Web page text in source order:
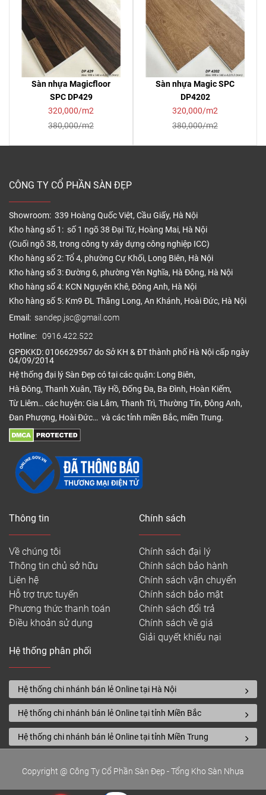
Sàn nhựa Magicfloor
SPC DP429
320,000/m2
380,000/m2
Sàn nhựa Magic SPC
DP4202
320,000/m2
380,000/m2
CÔNG TY CỔ PHẦN SÀN ĐẸP
Showroom: 339 Hoàng Quốc Việt, Cầu Giấy, Hà Nội
Kho hàng số 1: số 1 ngõ 38 Đại Từ, Hoàng Mai, Hà Nội
(Cuối ngõ 38, trong công ty xây dựng công nghiệp ICC)
Kho hàng số 2: Tổ 4, phường Cự Khối, Long Biên, Hà Nội
Kho hàng số 3: Đường 6, phường Yên Nghĩa, Hà Đông, Hà Nội
Kho hàng số 4: KCN Nguyên Khê, Đông Anh, Hà Nội
Kho hàng số 5: Km9 ĐL Thăng Long, An Khánh, Hoài Đức, Hà Nội
Email: sandep.jsc@gmail.com
Hotline: 0916.422.522
GPĐKKD: 0106629567 do Sở KH & ĐT thành phố Hà Nội cấp ngày
04/09/2014
Hệ thống đại lý Sàn Đẹp có tại các quận: Long Biên,
Hà Đông, Thanh Xuân, Tây Hồ, Đống Đa, Ba Đình, Hoàn Kiếm,
Từ Liêm… các huyện: Gia Lâm, Thanh Trì, Thường Tín, Đông Anh,
Đan Phượng, Hoài Đức… và các tỉnh miền Bắc, miền Trung.
Thông tin
Về chúng tôi
Thông tin chủ sở hữu
Liên hệ
Hỗ trợ trực tuyến
Phương thức thanh toán
Điều khoản sử dụng
Chính sách
Chính sách đại lý
Chính sách bảo hành
Chính sách vận chuyển
Chính sách bảo mật
Chính sách đổi trả
Chính sách về giá
Giải quyết khiếu nại
Hệ thống phân phối
Hệ thống chi nhánh bán lẻ Online tại Hà Nội
Hệ thống chi nhánh bán lẻ Online tại tỉnh Miền Bắc
Hệ thống chi nhánh bán lẻ Online tại tỉnh Miền Trung
Copyright @ Công Ty Cổ Phần Sàn Đẹp - Tổng Kho Sàn Nhựa